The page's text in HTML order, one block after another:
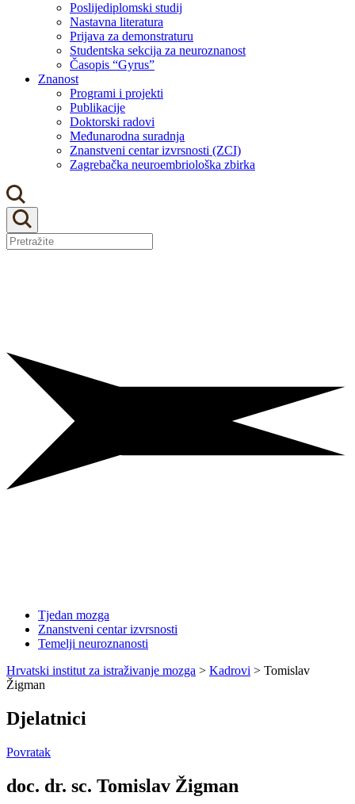
Poslijediplomski studij
Nastavna literatura
Prijava za demonstraturu
Studentska sekcija za neuroznanost
Časopis “Gyrus”
Znanost
Programi i projekti
Publikacije
Doktorski radovi
Međunarodna suradnja
Znanstveni centar izvrsnosti (ZCI)
Zagrebačka neuroembriološka zbirka
Tjedan mozga
Znanstveni centar izvrsnosti
Temelji neuroznanosti
Hrvatski institut za istraživanje mozga > Kadrovi > Tomislav
Žigman
Djelatnici
Povratak
doc. dr. sc. Tomislav Žigman